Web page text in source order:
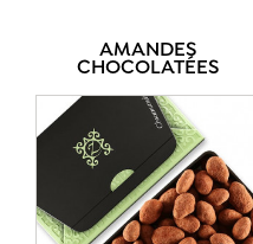
AMANDES
CHOCOLATÉES